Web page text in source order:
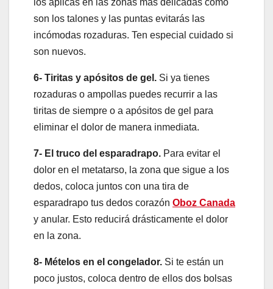
los aplicas en las zonas más delicadas como
son los talones y las puntas evitarás las
incómodas rozaduras. Ten especial cuidado si
son nuevos.
6- Tiritas y apósitos de gel. Si ya tienes
rozaduras o ampollas puedes recurrir a las
tiritas de siempre o a apósitos de gel para
eliminar el dolor de manera inmediata.
7- El truco del esparadrapo. Para evitar el
dolor en el metatarso, la zona que sigue a los
dedos, coloca juntos con una tira de
esparadrapo tus dedos corazón Oboz Canada
y anular. Esto reducirá drásticamente el dolor
en la zona.
8- Mételos en el congelador. Si te están un
poco justos, coloca dentro de ellos dos bolsas